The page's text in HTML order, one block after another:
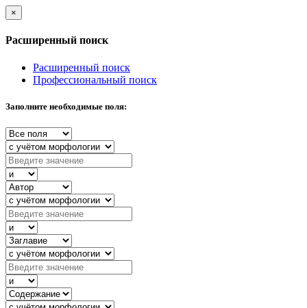
×
Расширенный поиск
Расширенный поиск
Профессиональный поиск
Заполните необходимые поля: